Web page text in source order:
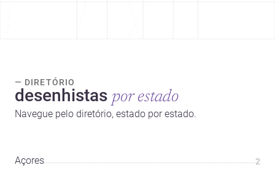
— DIRETÓRIO
desenhistas por estado
Navegue pelo diretório, estado por estado.
Açores 2